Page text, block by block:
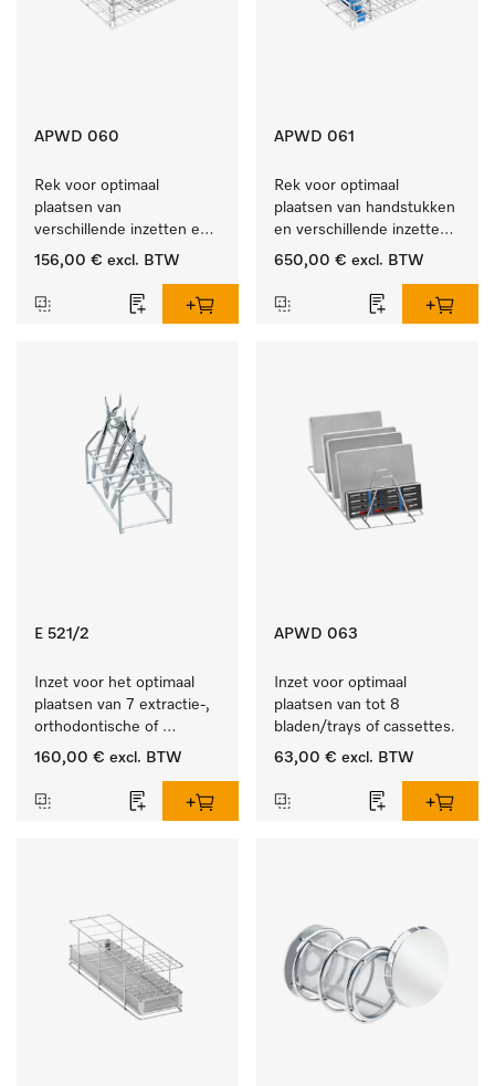
APWD 060
Rek voor optimaal
plaatsen van
verschillende inzetten en
zeefschalen.
156,00 € excl. BTW
APWD 061
Rek voor optimaal
plaatsen van handstukken
en verschillende inzetten
en zeefschalen.
650,00 € excl. BTW
E 521/2
Inzet voor het optimaal
plaatsen van 7 extractie-,
orthodontische of
techniektangen.
160,00 € excl. BTW
APWD 063
Inzet voor optimaal
plaatsen van tot 8
bladen/trays of cassettes.
63,00 € excl. BTW